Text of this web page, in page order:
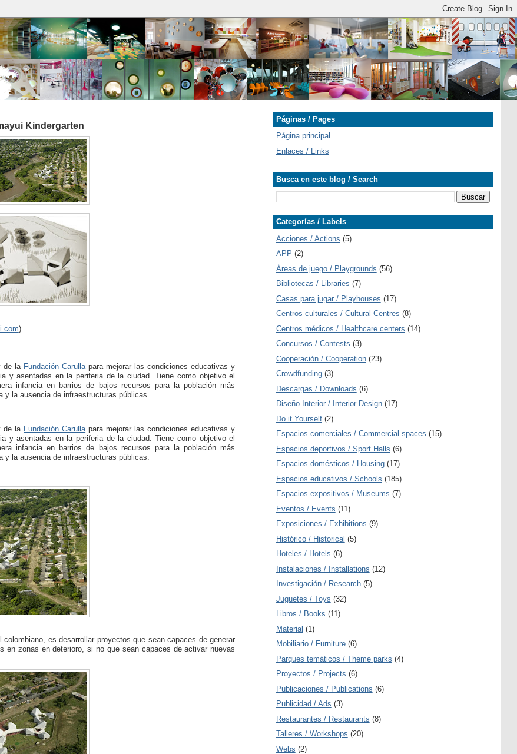
Kindergarten
)
de la Fundación Carulla para mejorar las condiciones educativas y
y asentadas en la periferia de la ciudad. Tiene como objetivo el
infancia en barrios de bajos recursos para la población más
la ausencia de infraestructuras públicas.
de la Fundación Carulla para mejorar las condiciones educativas y
y asentadas en la periferia de la ciudad. Tiene como objetivo el
infancia en barrios de bajos recursos para la población más
la ausencia de infraestructuras públicas.
es desarrollar proyectos que sean capaces de generar
zonas en deterioro, si no que sean capaces de activar nuevas
Páginas / Pages
Página principal
Enlaces / Links
Busca en este blog / Search
Categorías / Labels
Acciones / Actions (5)
APP (2)
Áreas de juego / Playgrounds (56)
Bibliotecas / Libraries (7)
Casas para jugar / Playhouses (17)
Centros culturales / Cultural Centres (8)
Centros médicos / Healthcare centers (14)
Concursos / Contests (3)
Cooperación / Cooperation (23)
Crowdfunding (3)
Descargas / Downloads (6)
Diseño Interior / Interior Design (17)
Do it Yourself (2)
Espacios comerciales / Commercial spaces (15)
Espacios deportivos / Sport Halls (6)
Espacios domésticos / Housing (17)
Espacios educativos / Schools (185)
Espacios expositivos / Museums (7)
Eventos / Events (11)
Exposiciones / Exhibitions (9)
Histórico / Historical (5)
Hoteles / Hotels (6)
Instalaciones / Installations (12)
Investigación / Research (5)
Juguetes / Toys (32)
Libros / Books (11)
Material (1)
Mobiliario / Furniture (6)
Parques temáticos / Theme parks (4)
Proyectos / Projects (6)
Publicaciones / Publications (6)
Publicidad / Ads (3)
Restaurantes / Restaurants (8)
Talleres / Workshops (20)
Webs (2)